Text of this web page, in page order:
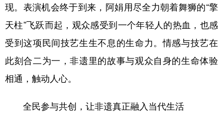
现。表演机会终于到来，阿娟用尽全力朝着舞狮的“擎
天柱”飞跃而起，观众感受到一个年轻人的热血，也感
受到这项民间技艺生生不息的生命力。情感与技艺在
此刻合二为一，非遗里的故事与观众自身的生命体验
相通，触动人心。
全民参与共创，让非遗真正融入当代生活